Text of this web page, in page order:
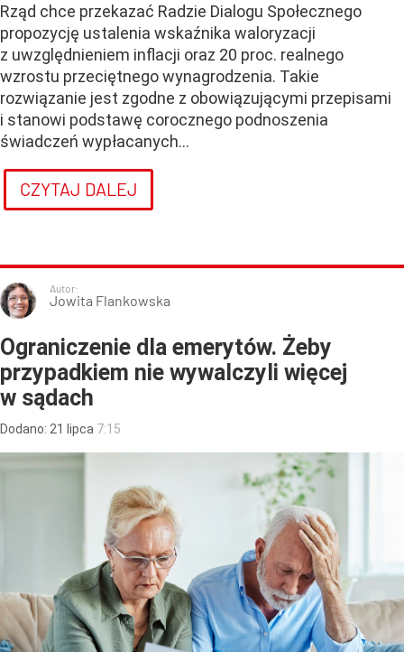
Rząd chce przekazać Radzie Dialogu Społecznego
propozycję ustalenia wskaźnika waloryzacji
z uwzględnieniem inflacji oraz 20 proc. realnego
wzrostu przeciętnego wynagrodzenia. Takie
rozwiązanie jest zgodne z obowiązującymi przepisami
i stanowi podstawę corocznego podnoszenia
świadczeń wypłacanych...
CZYTAJ DALEJ
Autor:
Jowita Flankowska
Ograniczenie dla emerytów. Żeby
przypadkiem nie wywalczyli więcej
w sądach
Dodano: 21 lipca 7:15